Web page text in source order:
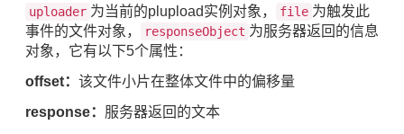
uploader 为当前的plupload实例对象， file 为触发此
事件的文件对象，
responseObject 为服务器返回的信息
对象，它有以下5个属性：
offset： 该文件小片在整体文件中的偏移量
response： 服务器返回的文本